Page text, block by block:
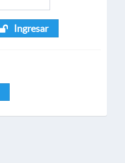
Ingresar